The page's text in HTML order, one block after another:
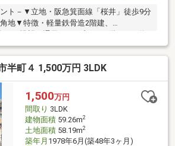
ト－▼立地・阪急箕面線「桜井」徒歩9分
地▼特徴・軽量鉄骨造2階建、
・南東側にバルコニー・お庭スペース有
)・浴室乾燥機※仮測量面積／約257.46平
28日実施) 仮測量面積および寸周り間に
等が未了のため、確定測量の結果増減す
まい探しをお手伝いします
細・ご相談はお気軽にお問い合わせく
半町４ 1,500万円 3LDK
1,500万円
間取り 3LDK
建物面積59.26m2
土地面積58.19m2
築年月 1978年6月(築48年3ヶ月)